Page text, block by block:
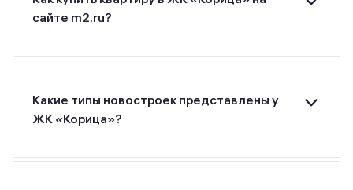
сайте m2.ru?
указанному номеру телефона.
Какие типы новостроек представлены у
ЖК «Корица»?